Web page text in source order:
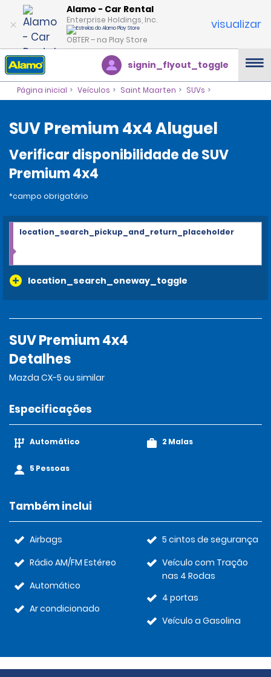
Alamo - Car Rental
Enterprise Holdings, Inc.
OBTER – na Play Store
visualizar
signin_flyout_toggle
Página inicial Veículos Saint Maarten SUVs
SUV Premium 4x4 Aluguel
Verificar disponibilidade de SUV
Premium 4x4
*campo obrigatório
location_search_oneway_toggle
location_search_pickup_and_return_placeholder
SUV Premium 4x4
Detalhes
Mazda CX-5 ou similar
Especificações
Automático
5 Pessoas
2 Malas
Também inclui
Airbags
Rádio AM/FM Estéreo
Automático
Ar condicionado
5 cintos de segurança
Veículo com Tração
nas 4 Rodas
4 portas
Veículo a Gasolina